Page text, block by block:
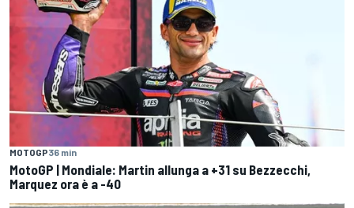
MOTOGP36 min
MotoGP | Mondiale: Martin allunga a +31 su Bezzecchi,
Marquez ora è a -40